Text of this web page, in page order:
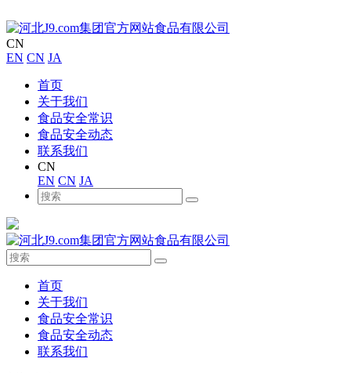
CN
EN CN JA
首页
关于我们
食品安全常识
食品安全动态
联系我们
CN
EN CN JA
首页
关于我们
食品安全常识
食品安全动态
联系我们